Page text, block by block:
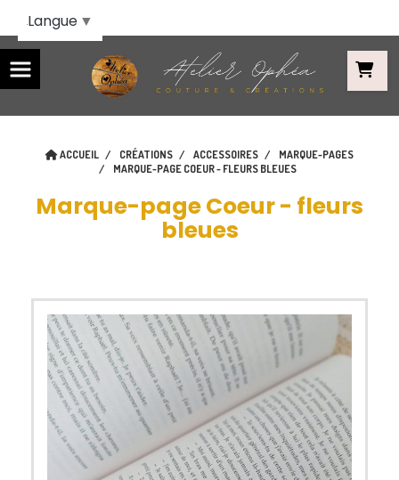
ACCUEIL CRÉATIONS ACCESSOIRES
MARQUE-PAGES
MARQUE-PAGE COEUR - FLEURS BLEUES
Marque-page Coeur - fleurs
bleues
Langue ▼